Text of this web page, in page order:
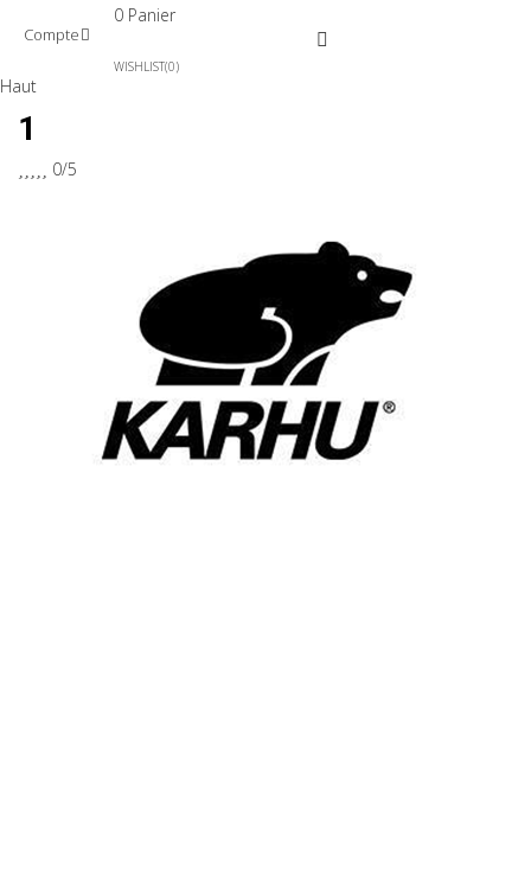
Compte
0 Panier
WISHLIST 0
Haut
1
0/5